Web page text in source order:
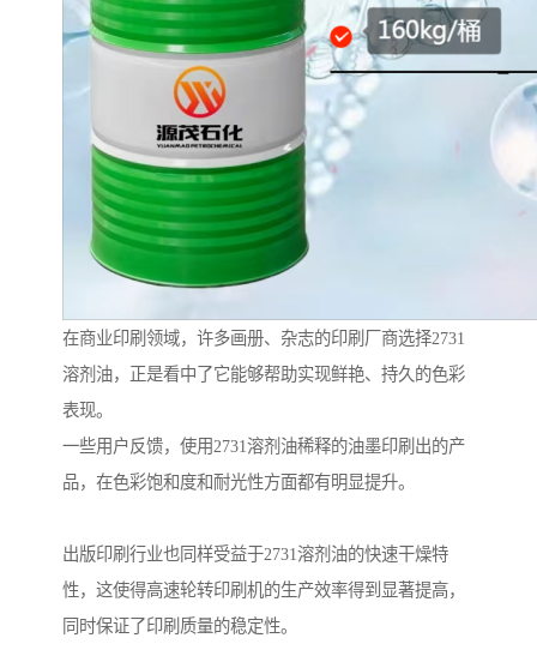
在商业印刷领域，许多画册、杂志的印刷厂商选择2731
溶剂油，正是看中了它能够帮助实现鲜艳、持久的色彩
表现。
一些用户反馈，使用2731溶剂油稀释的油墨印刷出的产
品，在色彩饱和度和耐光性方面都有明显提升。
出版印刷行业也同样受益于2731溶剂油的快速干燥特
性，这使得高速轮转印刷机的生产效率得到显著提高，
同时保证了印刷质量的稳定性。